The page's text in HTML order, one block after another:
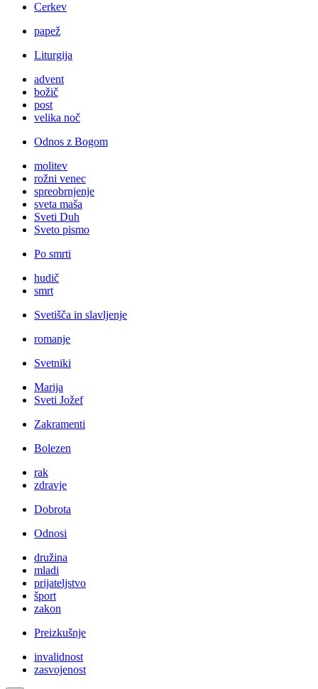
Cerkev
papež
Liturgija
advent
božič
post
velika noč
Odnos z Bogom
molitev
rožni venec
spreobrnjenje
sveta maša
Sveti Duh
Sveto pismo
Po smrti
hudič
smrt
Svetišča in slavljenje
romanje
Svetniki
Marija
Sveti Jožef
Zakramenti
Bolezen
rak
zdravje
Dobrota
Odnosi
družina
mladi
prijateljstvo
šport
zakon
Preizkušnje
invalidnost
zasvojenost